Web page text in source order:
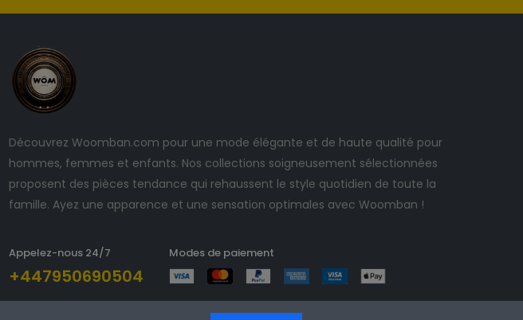
Découvrez Woomban.com pour une mode élégante et de haute qualité pour
hommes, femmes et enfants. Nos collections soigneusement sélectionnées
proposent des pièces tendance qui rehaussent le style quotidien de toute la
famille. Ayez une apparence et une sensation optimales avec Woomban !
Appelez-nous 24/7
+447950690504
Modes de paiement